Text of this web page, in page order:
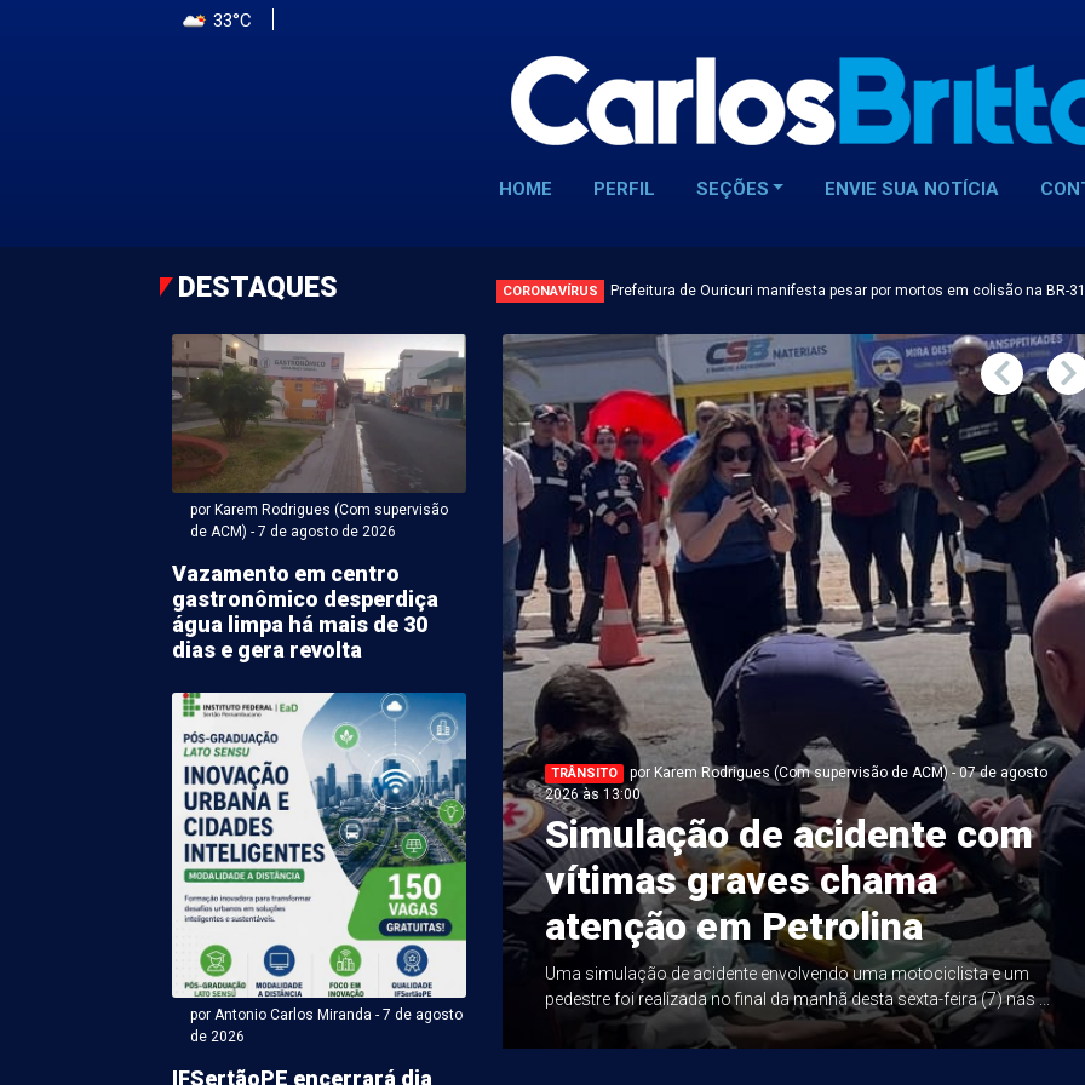
33°C
HOME PERFIL SEÇÕES ENVIE SUA NOTÍCIA
DESTAQUES CORONAVÍRUS Prefeitura de Ouricuri manifesta pesar por mortos em colisão na BR-
por Karem Rodrigues (Com supervisão
de ACM) - 7 de agosto de 2026
Vazamento em centro
gastronômico desperdiça
água limpa há mais de 30
dias e gera revolta
por Antonio Carlos Miranda - 7 de agosto
de 2026
IFSertãoPE encerrará dia
Karem Rodrigues (Com supervisão de ACM) - 07 de agosto
na Avenida
Farias afeta
em 5 bairros
vazamento na Avenida Fernando Farias, em
sexta-feira (7), a Companhia Pernambucana de
TRÂNSITO
por Karem Rodrigues (Com supervisão de ACM) - 07 de agosto
2026 às 13:00
Simulação de acidente com
vítimas graves chama
atenção em Petrolina
Uma simulação de acidente envolvendo uma motociclista e um
pedestre foi realizada no final da manhã desta sexta-feira (7) nas ...